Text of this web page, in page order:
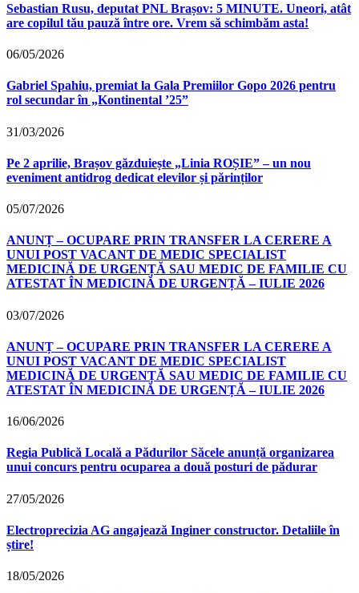
Sebastian Rusu, deputat PNL Brașov: 5 MINUTE. Uneori, atât
are copilul tău pauză între ore. Vrem să schimbăm asta!
06/05/2026
Gabriel Spahiu, premiat la Gala Premiilor Gopo 2026 pentru
rol secundar în „Kontinental ’25”
31/03/2026
Pe 2 aprilie, Brașov găzduiește „Linia ROȘIE” – un nou
eveniment antidrog dedicat elevilor și părinților
05/07/2026
ANUNȚ – OCUPARE PRIN TRANSFER LA CERERE A
UNUI POST VACANT DE MEDIC SPECIALIST
MEDICINĂ DE URGENȚĂ SAU MEDIC DE FAMILIE CU
ATESTAT ÎN MEDICINĂ DE URGENȚĂ – IULIE 2026
03/07/2026
ANUNȚ – OCUPARE PRIN TRANSFER LA CERERE A
UNUI POST VACANT DE MEDIC SPECIALIST
MEDICINĂ DE URGENȚĂ SAU MEDIC DE FAMILIE CU
ATESTAT ÎN MEDICINĂ DE URGENȚĂ – IULIE 2026
16/06/2026
Regia Publică Locală a Pădurilor Săcele anunță organizarea
unui concurs pentru ocuparea a două posturi de pădurar
27/05/2026
Electroprecizia AG angajează Inginer constructor. Detaliile în
știre!
18/05/2026